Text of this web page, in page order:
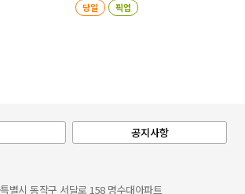
당일 픽업
공지사항
별시 동작구 서달로 158 명수대아파트